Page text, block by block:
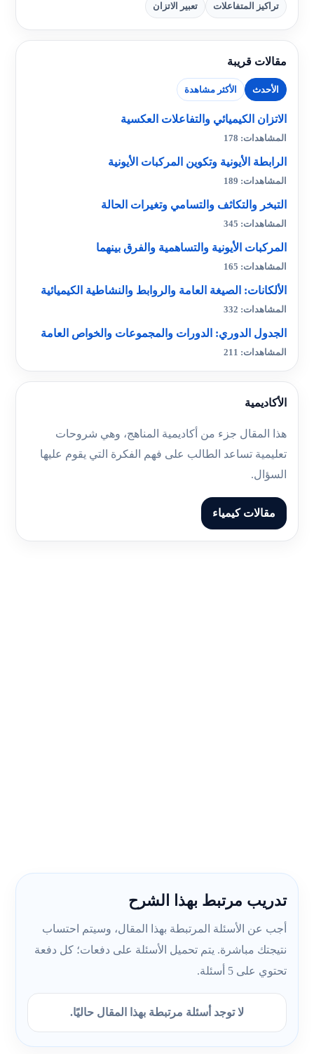
تراكيز المتفاعلات تعبير الاتزان
مقالات قريبة
الأحدث الأكثر مشاهدة
الاتزان الكيميائي والتفاعلات العكسية
المشاهدات: 178
الرابطة الأيونية وتكوين المركبات الأيونية
المشاهدات: 189
التبخر والتكاثف والتسامي وتغيرات الحالة
المشاهدات: 345
المركبات الأيونية والتساهمية والفرق بينهما
المشاهدات: 165
الألكانات: الصيغة العامة والروابط والنشاطية الكيميائية
المشاهدات: 332
الجدول الدوري: الدورات والمجموعات والخواص العامة
المشاهدات: 211
الأكاديمية
هذا المقال جزء من أكاديمية المناهج، وهي شروحات
تعليمية تساعد الطالب على فهم الفكرة التي يقوم عليها
السؤال.
مقالات كيمياء
تدريب مرتبط بهذا الشرح
أجب عن الأسئلة المرتبطة بهذا المقال، وسيتم احتساب
نتيجتك مباشرة. يتم تحميل الأسئلة على دفعات؛ كل دفعة
تحتوي على 5 أسئلة.
لا توجد أسئلة مرتبطة بهذا المقال حاليًا.